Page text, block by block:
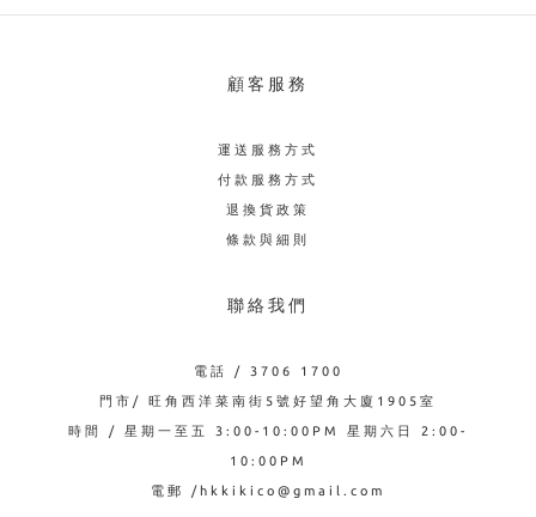
顧客服務
運送服務方式
付款服務方式
退換貨政策
條款與細則
聯絡我們
電話 / 3706 1700
門市/ 旺角西洋菜南街5號好望角大廈1905室
時間 / 星期一至五 3:00-10:00PM 星期六日 2:00-
10:00PM
電郵 /hkkikico@gmail.com